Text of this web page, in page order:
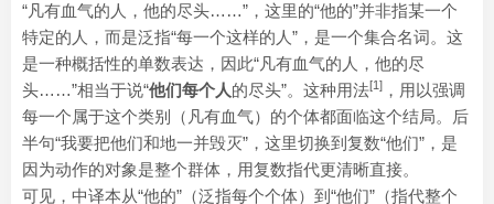
“凡有血气的人，他的尽头……”，这里的“他的”并非指某一个
特定的人，而是泛指“每一个这样的人”，是一个集合名词。这
是一种概括性的单数表达，因此“凡有血气的人，他的尽
头……”相当于说“他们每个人的尽头”。这种用法[1] ，用以强调
每一个属于这个类别（凡有血气）的个体都面临这个结局。后
半句“我要把他们和地一并毁灭”，这里切换到复数“他们”，是
因为动作的对象是整个群体，用复数指代更清晰直接。
可见，中译本从“他的”（泛指每个个体）到“他们”（指代整个